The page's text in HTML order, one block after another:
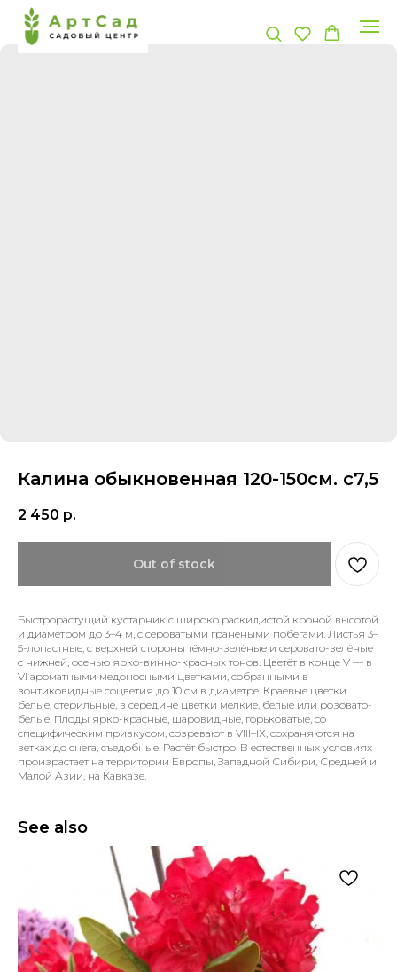
Калина обыкновенная 120-150см. с7,5
2 450 р.
Out of stock
Быстрорастущий кустарник с широко раскидистой кроной высотой
и диаметром до 3–4 м, с сероватыми гранёными побегами. Листья 3–
5-лопастные, с верхней стороны тёмно-зелёные и серовато-зелёные
с нижней, осенью ярко-винно-красных тонов. Цветёт в конце V — в
VІ ароматными медоносными цветками, собранными в
зонтиковидные соцветия до 10 см в диаметре. Краевые цветки
белые, стерильные, в середине цветки мелкие, белые или розовато-
белые. Плоды ярко-красные, шаровидные, горьковатые, со
специфическим привкусом, созревают в VІІІ–ІХ, сохраняются на
ветках до снега, съедобные. Растёт быстро. В естественных условиях
произрастает на территории Европы, Западной Сибири, Средней и
Малой Азии, на Кавказе.
See also